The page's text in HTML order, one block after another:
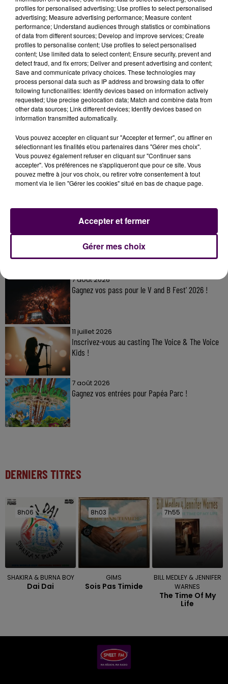
avoir réservé de créneau.Les injections seront ainsi
ouvertes à tous du lundi au vendredi, à partir de 15h
"Le virus circule toujours. Chacun doit se décider à
faire ce geste. Nous disposons de beaucoup de
doses avec un centre de vaccination calibré pour
recevoir 3 000 personnes par semaine. Il ne faut pas
les gâcher !"alerte Harold Huwart, le maire de la cité
percheronne.
Pour les mineurs, il est impératif de se rendre au
centre de vaccination muni d’une autorisation
7 août 2026
Gagnez vos pass pour le V and B Fest' 2026 !
11 juillet 2026
Inscrivez-vous au casting The Voice & The Voice
Kids !
7 août 2026
Gagnez vos entrées pour Papéa Parc !
DERNIERS TITRES
8h06
8h06
SHAKIRA & BURNA BOY
Dai Dai
8h03
8h03
GIMS
Sois Pas Timide
7h55
7h55
BILL MEDLEY & JENNIFER
WARNES
The Time Of My
Life
profiles for personalised advertising; Use profiles to select personalised
advertising; Measure advertising performance; Measure content
performance; Understand audiences through statistics or combinations
of data from different sources; Develop and improve services; Create
profiles to personalise content; Use profiles to select personalised
content; Use limited data to select content; Ensure security, prevent and
detect fraud, and fix errors; Deliver and present advertising and content;
Save and communicate privacy choices. These technologies may
process personal data such as IP address and browsing data to offer
following functionalities: Identify devices based on information actively
requested; Use precise geolocation data; Match and combine data from
other data sources; Link different devices; Identify devices based on
information transmitted automatically.
Vous pouvez accepter en cliquant sur "Accepter et fermer", ou affiner en
sélectionnant les finalités et/ou partenaires dans "Gérer mes choix".
Vous pouvez également refuser en cliquant sur "Continuer sans
accepter". Vos préférences ne s'appliqueront que pour ce site. Vous
pouvez mettre à jour vos choix, ou retirer votre consentement à tout
moment via le lien "Gérer les cookies" situé en bas de chaque page.
Gérer mes choix
Accepter et fermer